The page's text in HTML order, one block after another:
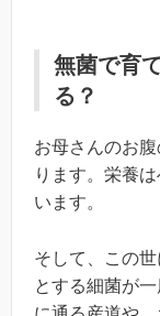
無菌で育
る？
お母さんのお
ります。栄養
います。
そして、この
とする細菌が